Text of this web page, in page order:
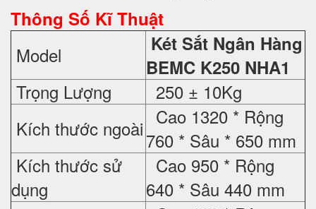
Thông Số Kĩ Thuật
Model
Két Sắt Ngân Hàng
BEMC K250 NHA1
Trọng Lượng
250 ± 10Kg
Kích thước ngoài Cao 1320 * Rộng
760 * Sâu * 650 mm
Kích thước sử
dụng
Cao 950 * Rộng
640 * Sâu 440 mm